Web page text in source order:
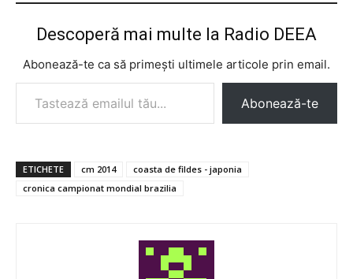
Descoperă mai multe la Radio DEEA
Abonează-te ca să primești ultimele articole prin email.
Tastează emailul tău...
Abonează-te
ETICHETE cm 2014
coasta de fildes - japonia
cronica campionat mondial brazilia